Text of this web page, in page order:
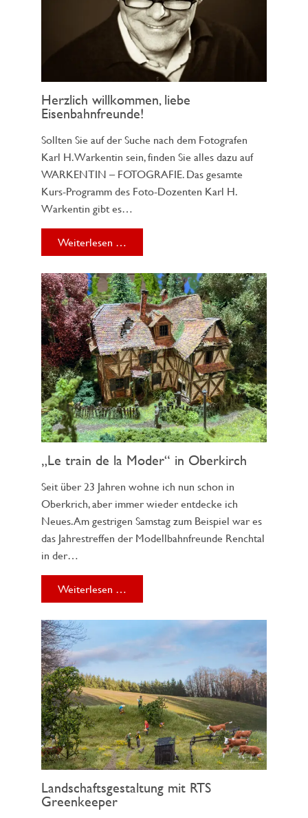
Herzlich willkommen, liebe
Eisenbahnfreunde!
Sollten Sie auf der Suche nach dem Fotografen
Karl H. Warkentin sein, finden Sie alles dazu auf
WARKENTIN – FOTOGRAFIE. Das gesamte
Kurs-Programm des Foto-Dozenten Karl H.
Warkentin gibt es…
Weiterlesen …
„Le train de la Moder“ in Oberkirch
Seit über 23 Jahren wohne ich nun schon in
Oberkrich, aber immer wieder entdecke ich
Neues. Am gestrigen Samstag zum Beispiel war es
das Jahrestreffen der Modellbahnfreunde Renchtal
in der…
Weiterlesen …
Landschaftsgestaltung mit RTS
Greenkeeper